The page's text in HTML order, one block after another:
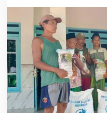
a
d
i
G
a
p
u
r
a
T